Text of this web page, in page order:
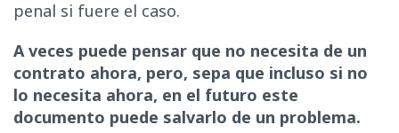
penal si fuere el caso.
A veces puede pensar que no necesita de un
contrato ahora, pero, sepa que incluso si no
lo necesita ahora, en el futuro este
documento puede salvarlo de un problema.